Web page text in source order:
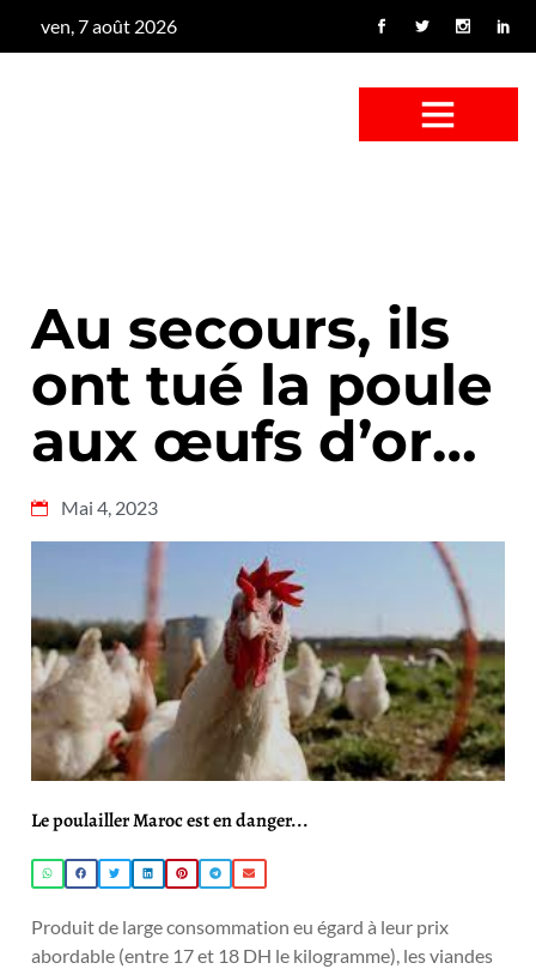
ven, 7 août 2026
Au secours, ils
ont tué la poule
aux œufs d’or…
Mai 4, 2023
Le poulailler Maroc est en danger...
Produit de large consommation eu égard à leur prix
abordable (entre 17 et 18 DH le kilogramme), les viandes